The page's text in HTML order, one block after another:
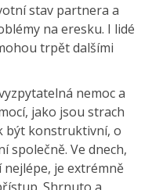
stav partnera a
na eresku. I lidé
trpět dalšími
nemoc a
jako jsou strach
být konstruktivní, o
společně. Ve dnech,
je extrémně